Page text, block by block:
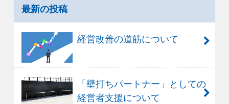
最新の投稿
経営改善の道筋について
「壁打ちパートナー」としての
経営者支援について